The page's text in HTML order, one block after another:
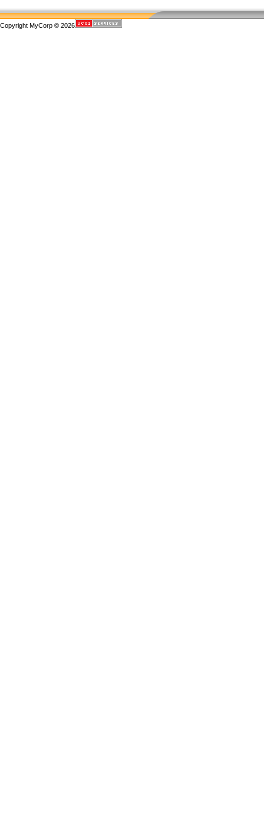
Copyright MyCorp © 2026